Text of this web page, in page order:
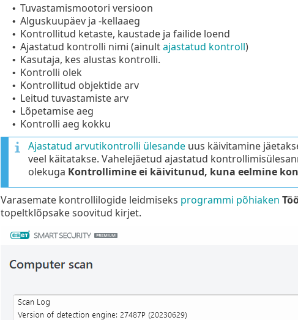
• Tuvastamismootori versioon
• Alguskuupäev ja -kellaaeg
• Kontrollitud ketaste, kaustade ja failide loend
• Ajastatud kontrolli nimi (ainultajastatud kontroll)
• Kasutaja, kes alustas kontrolli.
• Kontrolli olek
• Kontrollitud objektide arv
• Leitud tuvastamiste arv
• Lõpetamise aeg
• Kontrolli aeg kokku
Ajastatud arvutikontrolli ülesandeuus käivitamine
veel käitatakse. Vahelejäetud ajastatud
olekuga Kontrollimine ei käivitunud, kuna eelmine
Varasemate kontrollilogide leidmiseks programmi põhiaken
topeltklõpsake soovitud kirjet.